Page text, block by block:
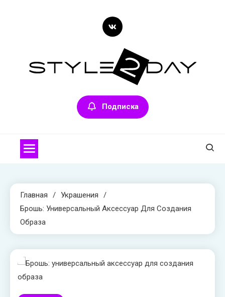
Стиль сегодня
Подписка
Главная
Украшения
Брошь: Универсальный Аксессуар Для Создания
Образа